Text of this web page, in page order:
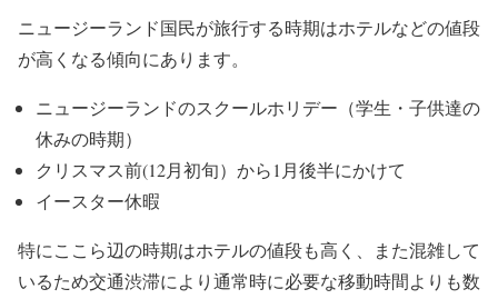
ニュージーランド国民が旅行する時期はホテルなどの値段
が高くなる傾向にあります。
ニュージーランドのスクールホリデー（学生・子供達の
休みの時期）
クリスマス前(12月初旬）から1月後半にかけて
イースター休暇
特にここら辺の時期はホテルの値段も高く、また混雑して
いるため交通渋滞により通常時に必要な移動時間よりも数